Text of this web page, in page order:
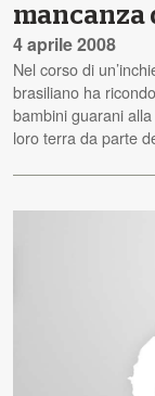
mancanza
4 aprile 2008
Nel corso di
brasiliano ha
bambini guarani
loro terra da parte